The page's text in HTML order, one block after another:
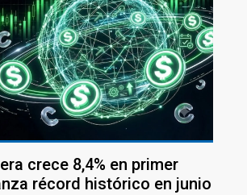
crece 8,4% en primer
récord histórico en junio